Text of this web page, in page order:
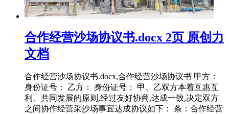
合作经营沙场协议书.docx 2页 原创力
文档
合作经营沙场协议书.docx,合作经营沙场协议书 甲方：
身份证号： 乙方： 身份证号： 甲、乙双方本着互惠互
利、共同发展的原则,经过友好协商,达成一致,决定双方
之间协作经营采沙场事宜达成协议如下： 条：合作经营